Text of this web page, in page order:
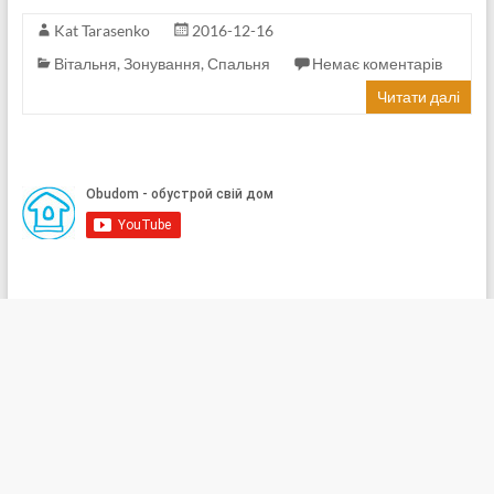
Kat Tarasenko
2016-12-16
Вітальня, Зонування, Спальня
Немає коментарів
Читати далі